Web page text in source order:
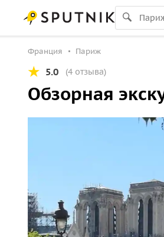
Франция Париж
5.0 (4 отзыва)
Обзорная